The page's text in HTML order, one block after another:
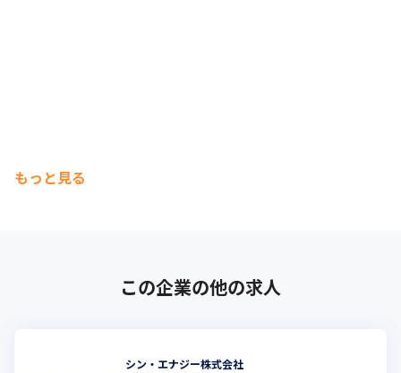
もっと見る
この企業の他の求人
シン・エナジー株式会社